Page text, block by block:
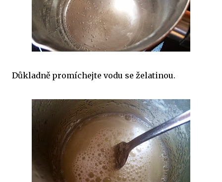
Důkladně promíchejte vodu se želatinou.